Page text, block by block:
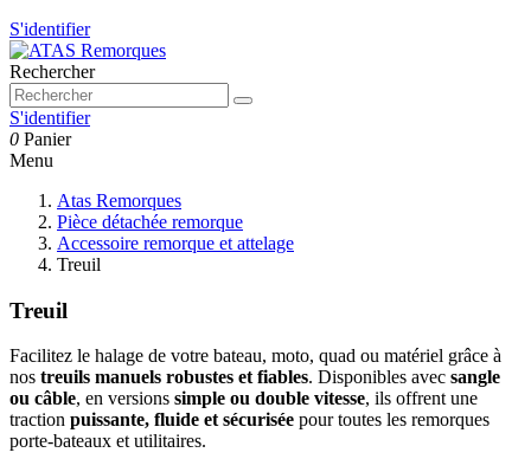
S'identifier
Rechercher
S'identifier
0 Panier
Menu
Atas Remorques
Pièce détachée remorque
Accessoire remorque et attelage
Treuil
Treuil
Facilitez le halage de votre bateau, moto, quad ou matériel grâce à
nos treuils manuels robustes et fiables. Disponibles avec sangle
ou câble, en versions simple ou double vitesse, ils offrent une
traction puissante, fluide et sécurisée pour toutes les remorques
porte‑bateaux et utilitaires.